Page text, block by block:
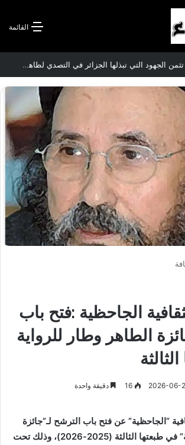
القائمة
سعيود:” إيطاليا تثمن الجهود التي تبذلها الجزائر في التصدي لظاهرة الهجرة غير الشرعية”
الجاحظية :فتح باب
الطاهر وطار للرواية
2026-06-
16 دقيقة واحدة
“الجاحظية” عن فتح باب الترشح لـ”جائزة
الطاهر وطار للرواية” في طبعتها الثالثة (2025-2026)، وذلك تحت